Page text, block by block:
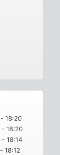
- 18:20
- 18:20
- 18:14
- 18:12